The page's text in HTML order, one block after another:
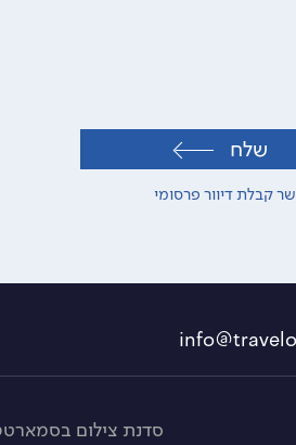
קבלת דיוור פרסומי
שלח
סדנת צילום